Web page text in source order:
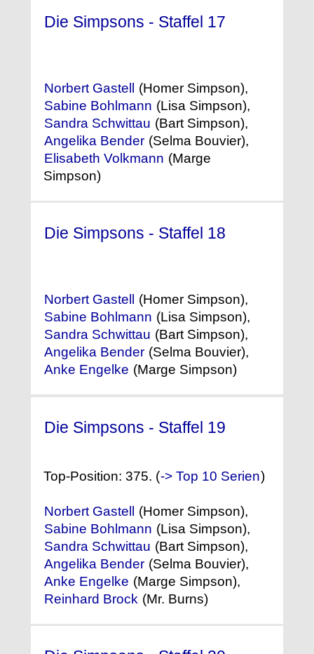
Die Simpsons - Staffel 17
Norbert Gastell
(Homer Simpson),
Sabine Bohlmann (Lisa Simpson),
Sandra Schwittau (Bart Simpson),
Angelika Bender (Selma Bouvier),
Elisabeth Volkmann (Marge
Simpson)
Die Simpsons - Staffel 18
Norbert Gastell
(Homer Simpson),
Sabine Bohlmann (Lisa Simpson),
Sandra Schwittau (Bart Simpson),
Angelika Bender (Selma Bouvier),
Anke Engelke (Marge Simpson)
Die Simpsons - Staffel 19
Top-Position: 375. (-> Top 10 Serien)
Norbert Gastell (Homer Simpson),
Sabine Bohlmann (Lisa Simpson),
Sandra Schwittau (Bart Simpson),
Angelika Bender (Selma Bouvier),
Anke Engelke (Marge Simpson),
Reinhard Brock (Mr. Burns)